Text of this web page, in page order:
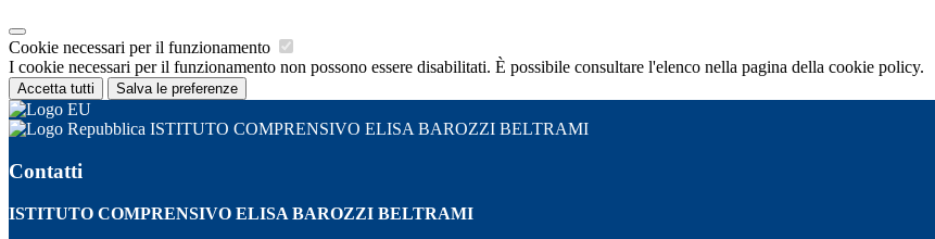
Cookie necessari per il funzionamento
I cookie necessari per il funzionamento non possono essere disabilitati. È possibile consultare l'elenco nella pagina della cookie policy.
Accetta tutti Salva le preferenze
ISTITUTO COMPRENSIVO ELISA BAROZZI BELTRAMI
Contatti
ISTITUTO COMPRENSIVO ELISA BAROZZI BELTRAMI